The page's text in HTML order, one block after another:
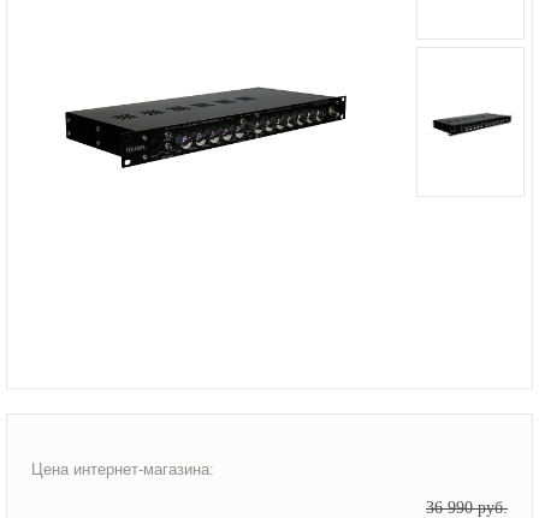
Цена интернет-магазина:
36 990 руб.